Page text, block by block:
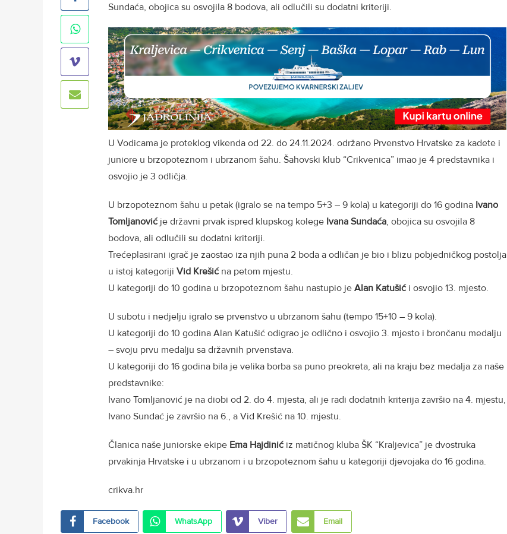
Sundaća, obojica su osvojila 8 bodova, ali odlučili su dodatni kriteriji.
U Vodicama je proteklog vikenda od 22. do 24.11.2024. održano Prvenstvo Hrvatske za kadete i
juniore u brzopoteznom i ubrzanom šahu. Šahovski klub “Crikvenica” imao je 4 predstavnika i
osvojio je 3 odličja.
U brzopoteznom šahu u petak (igralo se na tempo 5+3 – 9 kola) u kategoriji do 16 godina Ivano
Tomljanovićje državni prvak ispred klupskog kolege Ivana Sundaća, obojica su osvojila 8
bodova, ali odlučili su dodatni kriteriji.
Trećeplasirani igrač je zaostao iza njih puna 2 boda a odličan je bio i blizu pobjedničkog postolja
u istoj kategoriji Vid Krešićna petom mjestu.
U kategoriji do 10 godina u brzopoteznom šahu nastupio je Alan Katušići osvojio 13. mjesto.
U subotu i nedjelju igralo se prvenstvo u ubrzanom šahu (tempo 15+10 – 9 kola).
U kategoriji do 10 godina Alan Katušić odigrao je odlično i osvojio 3. mjesto i brončanu medalju
– svoju prvu medalju sa državnih prvenstava.
U kategoriji do 16 godina bila je velika borba sa puno preokreta, ali na kraju bez medalja za naše
predstavnike:
Ivano Tomljanović je na diobi od 2. do 4. mjesta, ali je radi dodatnih kriterija završio na 4. mjestu,
Ivano Sundać je završio na 6., a Vid Krešić na 10. mjestu.
Članica naše juniorske ekipe Ema Hajdinićiz matičnog kluba ŠK “Kraljevica” je dvostruka
prvakinja Hrvatske i u ubrzanom i u brzopoteznom šahu u kategoriji djevojaka do 16 godina.
crikva.hr
Facebook WhatsApp Viber Email